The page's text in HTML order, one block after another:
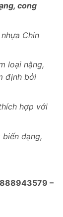
cong
Chin
loại nặng,
định bởi
hợp với
dạng,
–